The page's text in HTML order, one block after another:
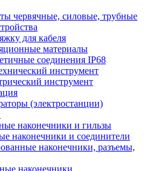
червячные, силовые, трубные
для кабеля
материалы
соединения IP68
инструмент
инструмент
(электростанции)
наконечники и гильзы
наконечники и соединители
наконечники, разъемы,
наконечники